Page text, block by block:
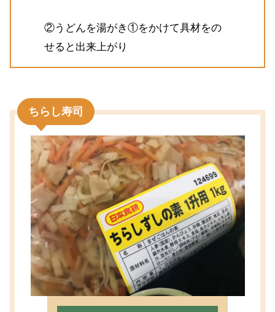
②うどんを湯がき①をかけて具材をの
せると出来上がり
ちらし寿司